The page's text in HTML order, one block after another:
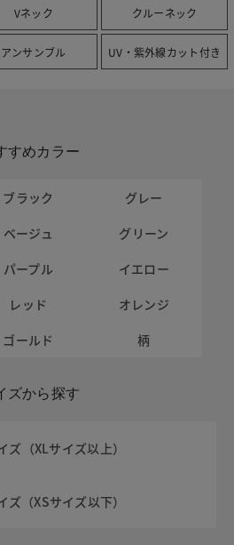
Vネック クルーネック
アンサンブル UV・紫外線カット付き
すめカラー
ブラック
グレー
ベージュ
グリーン
パープル
イエロー
レッド
オレンジ
ゴールド 柄
ズから探す
ズ（XLサイズ以上）
ズ（XSサイズ以下）